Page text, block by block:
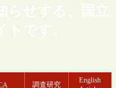
らせする、国立
トです。
調査研究
English